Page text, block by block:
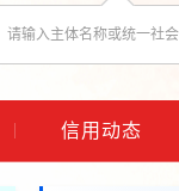
信用动态